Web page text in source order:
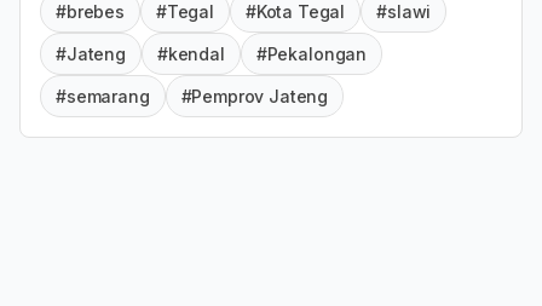
#brebes #Tegal #Kota Tegal #slawi
#Jateng #kendal #Pekalongan
#semarang #Pemprov Jateng